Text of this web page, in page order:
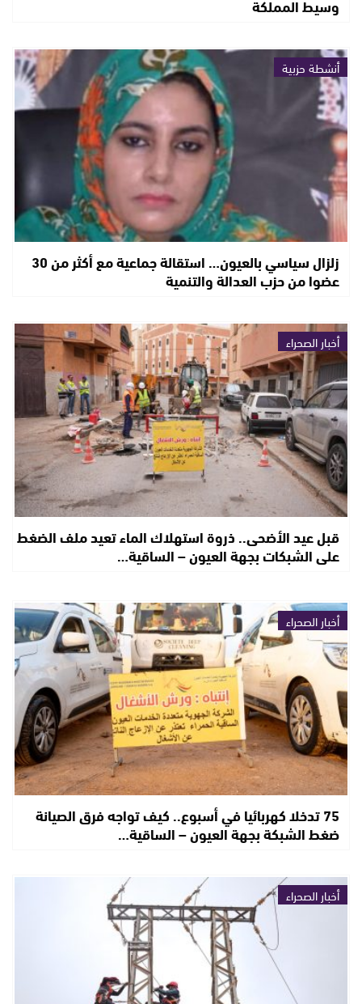
وسيط المملكة
أنشطة حزبية
زلزال سياسي بالعيون… استقالة جماعية مع أكثر من 30
عضوا من حزب العدالة والتنمية
أخبار الصحراء
قبل عيد الأضحى.. ذروة استهلاك الماء تعيد ملف الضغط
على الشبكات بجهة العيون – الساقية…
أخبار الصحراء
75 تدخلا كهربائيا في أسبوع.. كيف تواجه فرق الصيانة
ضغط الشبكة بجهة العيون – الساقية…
أخبار الصحراء